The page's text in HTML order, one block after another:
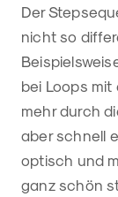
Der
nicht so
bei Loops mit
mehr durch
aber schnell
optisch und
ganz schön